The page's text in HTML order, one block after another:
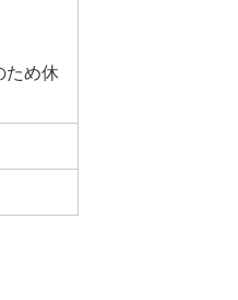
ため休